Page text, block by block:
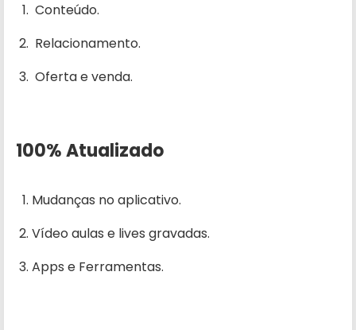
Conteúdo.
Relacionamento.
Oferta e venda.
100% Atualizado
Mudanças no aplicativo.
Vídeo aulas e lives gravadas.
Apps e Ferramentas.